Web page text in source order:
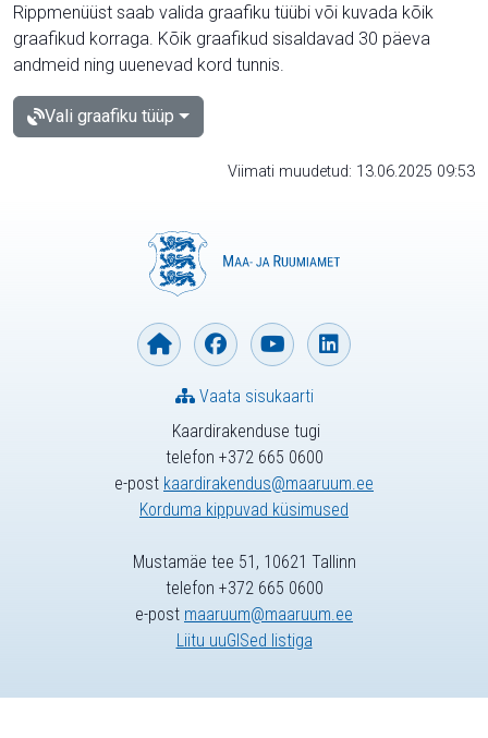
Rippmenüüst saab valida graafiku tüübi või kuvada kõik
graafikud korraga. Kõik graafikud sisaldavad 30 päeva
andmeid ning uuenevad kord tunnis.
Vali graafiku tüüp
Viimati muudetud: 13.06.2025 09:53
Kaardirakenduse tugi
telefon +372 665 0600
e-post kaardirakendus@maaruum.ee
Korduma kippuvad küsimused
Vaata sisukaarti
Mustamäe tee 51, 10621 Tallinn
telefon +372 665 0600
e-post maaruum@maaruum.ee
Liitu uuGISed listiga